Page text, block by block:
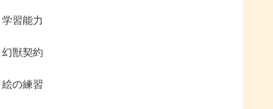
学習能力
幻獣契約
絵の練習